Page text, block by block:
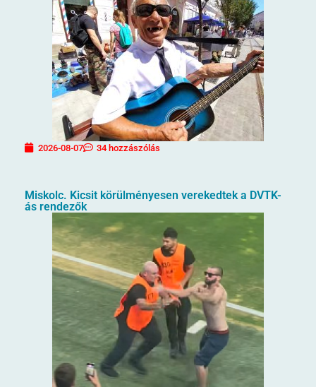
2026-08-07 34 hozzászólás
Miskolc. Kicsit körülményesen verekedtek a DVTK-
ás rendezők